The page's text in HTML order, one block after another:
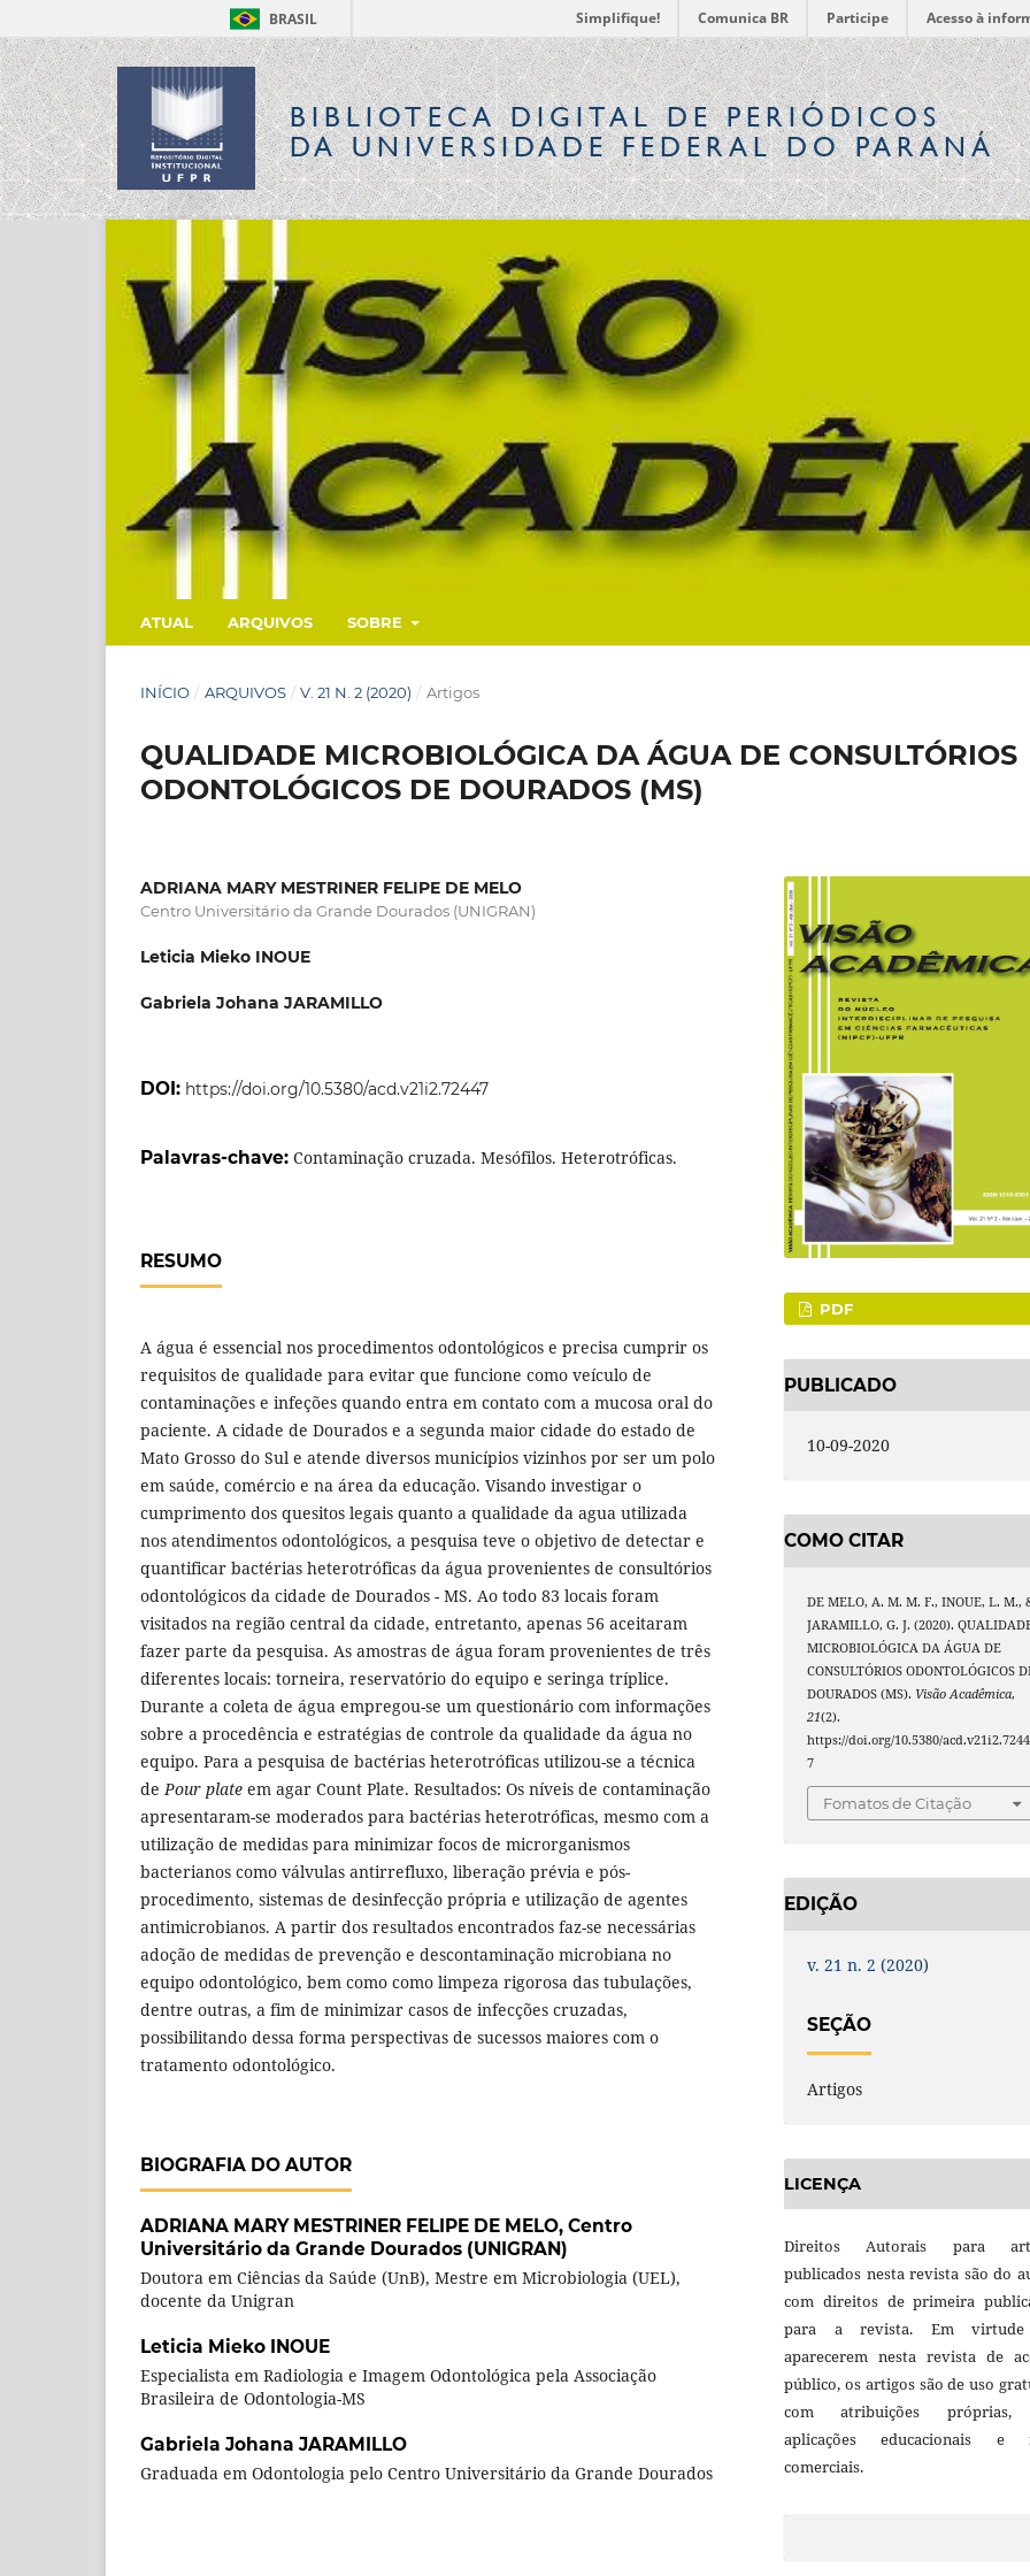
BRASIL Simplifique! Comunica BR Participe Acesso à
BIBLIOTECA DIGITALDE PERIÓDICOS
DA UNIVERSIDADE FEDERAL DO PARANÁ
ATUAL ARQUIVOS SOBRE
INÍCIO / ARQUIVOS / V. 21 N. 2 (2020) / Artigos
QUALIDADE MICROBIOLÓGICA DA ÁGUA DE CONSULTÓRIOS
ODONTOLÓGICOS DE DOURADOS (MS)
ADRIANA MARY MESTRINER FELIPE DE MELO
Centro Universitário da Grande Dourados (UNIGRAN)
Leticia Mieko INOUE
Gabriela Johana JARAMILLO
DOI: https://doi.org/10.5380/acd.v21i2.72447
Palavras-chave: Contaminação cruzada. Mesófilos. Heterotróficas.
RESUMO
A água é essencial nos procedimentos odontológicos e precisa cumprir os
requisitos de qualidade para evitar que funcione como veículo de
contaminações e infeções quando entra em contato com a mucosa oral do
paciente. A cidade de Dourados e a segunda maior cidade do estado de
Mato Grosso do Sul e atende diversos municípios vizinhos por ser um polo
em saúde, comércio e na área da educação. Visando investigar o
cumprimento dos quesitos legais quanto a qualidade da agua utilizada
nos atendimentos odontológicos, a pesquisa teve o objetivo de detectar e
quantificar bactérias heterotróficas da água provenientes de consultórios
odontológicos da cidade de Dourados - MS. Ao todo 83 locais foram
visitados na região central da cidade, entretanto, apenas 56 aceitaram
fazer parte da pesquisa. As amostras de água foram provenientes de três
diferentes locais: torneira, reservatório do equipo e seringa tríplice.
Durante a coleta de água empregou-se um questionário com informações
sobre a procedência e estratégias de controle da qualidade da água no
equipo. Para a pesquisa de bactérias heterotróficas utilizou-se a técnica
dePour plate em agar Count Plate. Resultados: Os níveis de contaminação
apresentaram-se moderados para bactérias heterotróficas, mesmo com a
utilização de medidas para minimizar focos de microrganismos
bacterianos como válvulas antirrefluxo, liberação prévia e pós-
procedimento, sistemas de desinfecção própria e utilização de agentes
antimicrobianos. A partir dos resultados encontrados faz-se necessárias
adoção de medidas de prevenção e descontaminação microbiana no
equipo odontológico, bem como como limpeza rigorosa das tubulações,
dentre outras, a fim de minimizar casos de infecções cruzadas,
possibilitando dessa forma perspectivas de sucessos maiores com o
tratamento odontológico.
BIOGRAFIA DO AUTOR
ADRIANA MARY MESTRINER FELIPE DE MELO, Centro
Universitário da Grande Dourados (UNIGRAN)
Doutora em Ciências da Saúde (UnB), Mestre em Microbiologia (UEL),
docente da Unigran
Leticia Mieko INOUE
Especialista em Radiologia e Imagem Odontológica pela Associação
Brasileira de Odontologia-MS
Gabriela Johana JARAMILLO
Graduada em Odontologia pelo Centro Universitário da Grande Dourados
PDF
PUBLICADO
10-09-2020
COMO CITAR
DE MELO, A. M. M. F., INOUE, L. M.,
JARAMILLO, G. J. (2020).
MICROBIOLÓGICA DA ÁGUA DE
CONSULTÓRIOS ODONTOLÓGICOS
DOURADOS (MS). Visão Acadêmica,
21(2).
https://doi.org/10.5380/acd.v21i2.7244
7
Fomatos de Citação
EDIÇÃO
v. 21 n. 2 (2020)
SEÇÃO
Artigos
LICENÇA
Direitos Autorais para
publicados nesta revista são do
com direitos de primeira
para a revista. Em
aparecerem nesta revista de
público, os artigos são de uso
com atribuições próprias,
aplicações educacionais e
comerciais.